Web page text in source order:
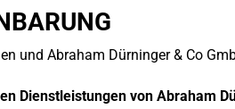
und Abraham Dürninger & Co
Dienstleistungen von Abraham
Polos
Polos